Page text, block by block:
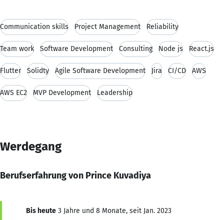
Communication skills Project Management Reliability
Team work Software Development Consulting Node js React.js
Flutter Solidty Agile Software Development Jira CI/CD AWS
AWS EC2 MVP Development Leadership
Werdegang
Berufserfahrung von Prince Kuvadiya
Bis heute 3 Jahre und 8 Monate, seit Jan. 2023